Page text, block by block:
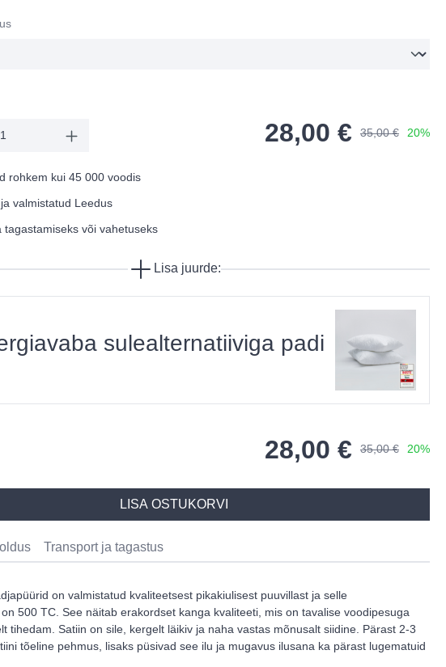
28,00 € 35,00 € 20%
rohkem kui 45 000 voodis
valmistatud Leedus
tagastamiseks või vahetuseks
Lisa juurde:
sulealternatiiviga padi
28,00 € 35,00 € 20%
LISA OSTUKORVI
Transport ja tagastus
on valmistatud kvaliteetsest pikakiulisest puuvillast ja selle
500 TC. See näitab erakordset kanga kvaliteeti, mis on tavalise voodipesuga
tihedam. Satiin on sile, kergelt läikiv ja naha vastas mõnusalt siidine. Pärast 2-3
tõeline pehmus, lisaks püsivad see ilu ja mugavus ilusana ka pärast lugematuid